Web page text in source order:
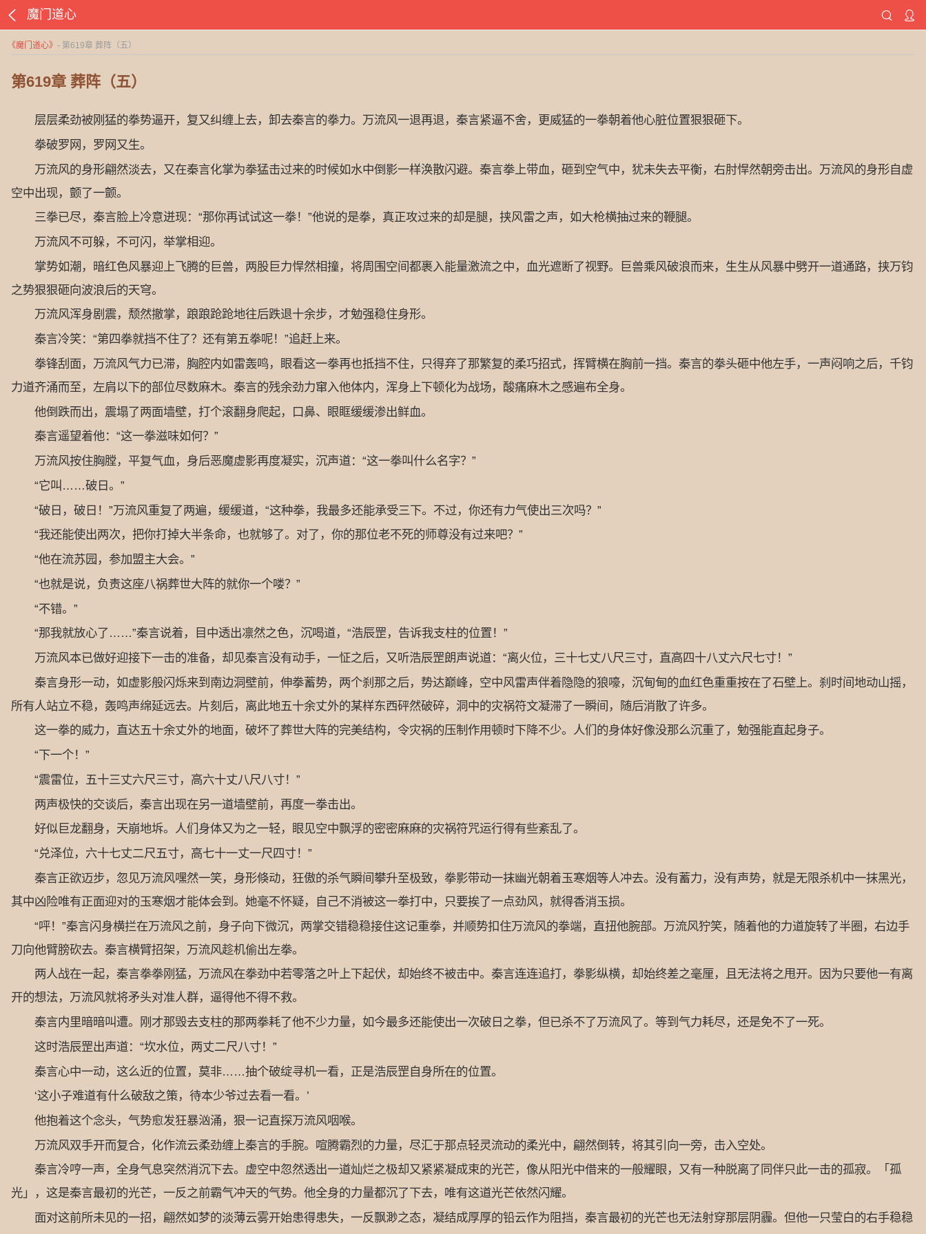
魔门道心
《魔门道心》 - 第619章 葬阵（五）
第619章 葬阵（五）
层层柔劲被刚猛的拳势逼开，复又纠缠上去，卸去秦言的拳力。万流风一退再退，秦言紧逼不舍，更威猛的一拳朝着他心脏位置狠狠砸下。
拳破罗网，罗网又生。
万流风的身形翩然淡去，又在秦言化掌为拳猛击过来的时候如水中倒影一样涣散闪避。秦言拳上带血，砸到空气中，犹未失去平衡，右肘悍然朝旁击出。万流风的身形自虚
空中出现，颤了一颤。
三拳已尽，秦言脸上冷意迸现：“那你再试试这一拳！”他说的是拳，真正攻过来的却是腿，挟风雷之声，如大枪横抽过来的鞭腿。
万流风不可躲，不可闪，举掌相迎。
掌势如潮，暗红色风暴迎上飞腾的巨兽，两股巨力悍然相撞，将周围空间都裹入能量激流之中，血光遮断了视野。巨兽乘风破浪而来，生生从风暴中劈开一道通路，挟万钧
之势狠狠砸向波浪后的天穹。
万流风浑身剧震，颓然撤掌，踉踉跄跄地往后跌退十余步，才勉强稳住身形。
秦言冷笑：“第四拳就挡不住了？还有第五拳呢！”追赶上来。
拳锋刮面，万流风气力已滞，胸腔内如雷轰鸣，眼看这一拳再也抵挡不住，只得弃了那繁复的柔巧招式，挥臂横在胸前一挡。秦言的拳头砸中他左手，一声闷响之后，千钧
力道齐涌而至，左肩以下的部位尽数麻木。秦言的残余劲力窜入他体内，浑身上下顿化为战场，酸痛麻木之感遍布全身。
他倒跌而出，震塌了两面墙壁，打个滚翻身爬起，口鼻、眼眶缓缓渗出鲜血。
秦言遥望着他：“这一拳滋味如何？”
万流风按住胸膛，平复气血，身后恶魔虚影再度凝实，沉声道：“这一拳叫什么名字？”
“它叫……破日。”
“破日，破日！”万流风重复了两遍，缓缓道，“这种拳，我最多还能承受三下。不过，你还有力气使出三次吗？”
“我还能使出两次，把你打掉大半条命，也就够了。对了，你的那位老不死的师尊没有过来吧？”
“他在流苏园，参加盟主大会。”
“也就是说，负责这座八祸葬世大阵的就你一个喽？”
“不错。”
“那我就放心了……”秦言说着，目中透出凛然之色，沉喝道，“浩辰罡，告诉我支柱的位置！”
万流风本已做好迎接下一击的准备，却见秦言没有动手，一怔之后，又听浩辰罡朗声说道：“离火位，三十七丈八尺三寸，直高四十八丈六尺七寸！”
秦言身形一动，如虚影般闪烁来到南边洞壁前，伸拳蓄势，两个刹那之后，势达巅峰，空中风雷声伴着隐隐的狼嚎，沉甸甸的血红色重重按在了石壁上。刹时间地动山摇，
所有人站立不稳，轰鸣声绵延远去。片刻后，离此地五十余丈外的某样东西砰然破碎，洞中的灾祸符文凝滞了一瞬间，随后消散了许多。
这一拳的威力，直达五十余丈外的地面，破坏了葬世大阵的完美结构，令灾祸的压制作用顿时下降不少。人们的身体好像没那么沉重了，勉强能直起身子。
“下一个！”
“震雷位，五十三丈六尺三寸，高六十丈八尺八寸！”
两声极快的交谈后，秦言出现在另一道墙壁前，再度一拳击出。
好似巨龙翻身，天崩地坼。人们身体又为之一轻，眼见空中飘浮的密密麻麻的灾祸符咒运行得有些紊乱了。
“兑泽位，六十七丈二尺五寸，高七十一丈一尺四寸！”
秦言正欲迈步，忽见万流风嘿然一笑，身形倏动，狂傲的杀气瞬间攀升至极致，拳影带动一抹幽光朝着玉寒烟等人冲去。没有蓄力，没有声势，就是无限杀机中一抹黑光，
其中凶险唯有正面迎对的玉寒烟才能体会到。她毫不怀疑，自己不消被这一拳打中，只要挨了一点劲风，就得香消玉损。
“呯！”秦言闪身横拦在万流风之前，身子向下微沉，两掌交错稳稳接住这记重拳，并顺势扣住万流风的拳端，直扭他腕部。万流风狞笑，随着他的力道旋转了半圈，右边手
刀向他臂膀砍去。秦言横臂招架，万流风趁机偷出左拳。
两人战在一起，秦言拳拳刚猛，万流风在拳劲中若零落之叶上下起伏，却始终不被击中。秦言连连追打，拳影纵横，却始终差之毫厘，且无法将之甩开。因为只要他一有离
开的想法，万流风就将矛头对准人群，逼得他不得不救。
秦言内里暗暗叫遭。刚才那毁去支柱的那两拳耗了他不少力量，如今最多还能使出一次破日之拳，但已杀不了万流风了。等到气力耗尽，还是免不了一死。
这时浩辰罡出声道：“坎水位，两丈二尺八寸！”
秦言心中一动，这么近的位置，莫非……抽个破绽寻机一看，正是浩辰罡自身所在的位置。
‘这小子难道有什么破敌之策，待本少爷过去看一看。’
他抱着这个念头，气势愈发狂暴汹涌，狠一记直探万流风咽喉。
万流风双手开而复合，化作流云柔劲缠上秦言的手腕。喧腾霸烈的力量，尽汇于那点轻灵流动的柔光中，翩然倒转，将其引向一旁，击入空处。
秦言冷哼一声，全身气息突然消沉下去。虚空中忽然透出一道灿烂之极却又紧紧凝成束的光芒，像从阳光中借来的一般耀眼，又有一种脱离了同伴只此一击的孤寂。「孤
光」，这是秦言最初的光芒，一反之前霸气冲天的气势。他全身的力量都沉了下去，唯有这道光芒依然闪耀。
面对这前所未见的一招，翩然如梦的淡薄云雾开始患得患失，一反飘渺之态，凝结成厚厚的铅云作为阻挡，秦言最初的光芒也无法射穿那层阴霾。但他一只莹白的右手稳稳